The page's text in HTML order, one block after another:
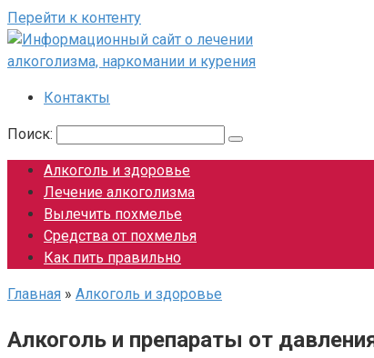
Перейти к контенту
Контакты
Поиск:
Алкоголь и здоровье
Лечение алкоголизма
Вылечить похмелье
Средства от похмелья
Как пить правильно
Главная » Алкоголь и здоровье
Алкоголь и препараты от